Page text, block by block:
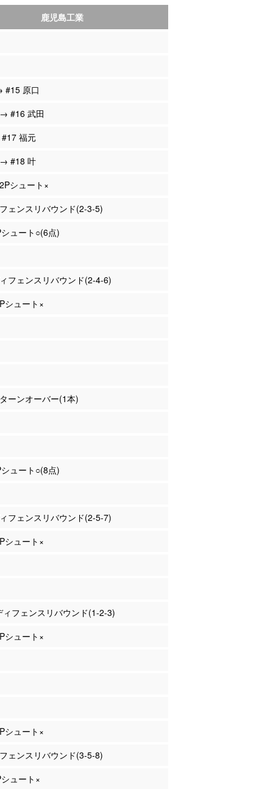
鹿児島工業
#15 原口
#16 武田
福元
#18 叶
シュート×
ェンスリバウンド(2-3-5)
ュート○(6点)
フェンスリバウンド(2-4-6)
シュート×
ーンオーバー(1本)
ュート○(8点)
フェンスリバウンド(2-5-7)
シュート×
ィフェンスリバウンド(1-2-3)
シュート×
シュート×
ェンスリバウンド(3-5-8)
ュート×